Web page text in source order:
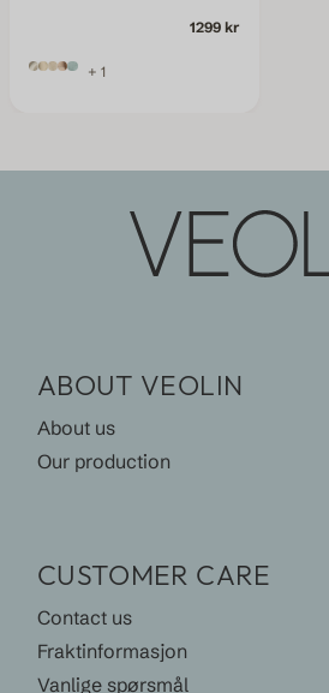
1299 kr
+ 1
ABOUT VEOLIN
About us
Our production
CUSTOMER CARE
Contact us
Fraktinformasjon
Vanlige spørsmål